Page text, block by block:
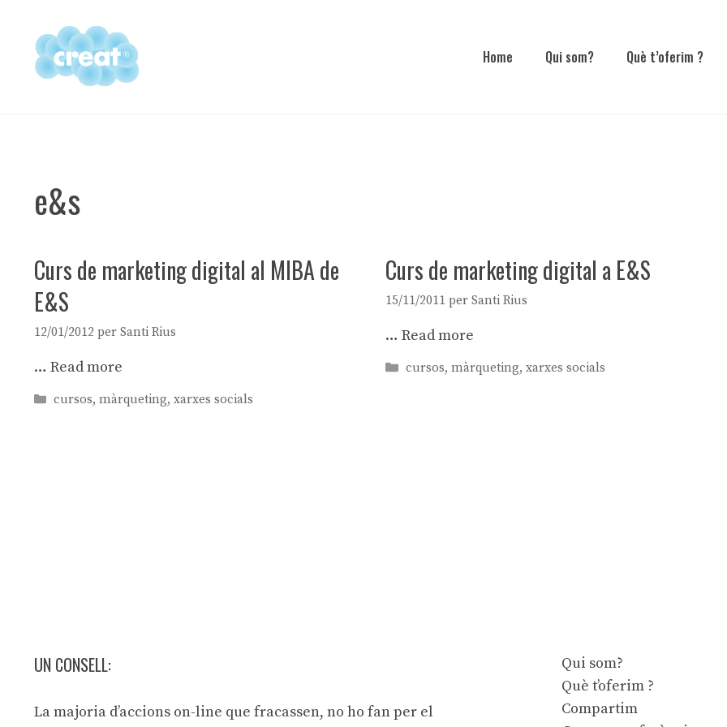
contingut
Home Qui som? Què t’oferim ?
e&s
Curs de marketing digital al MIBA de
E&S
12/01/2012 per Santi Rius
… Read more
Categories
cursos,màrqueting,xarxes socials
Curs de marketing digital a E&S
15/11/2011 perSanti Rius
…Read more
Categories
cursos, màrqueting, xarxes socials
UN CONSELL:
La majoria d’accions on-line que fracassen, no ho fan per el
Qui som?
Què t’oferim ?
Compartim